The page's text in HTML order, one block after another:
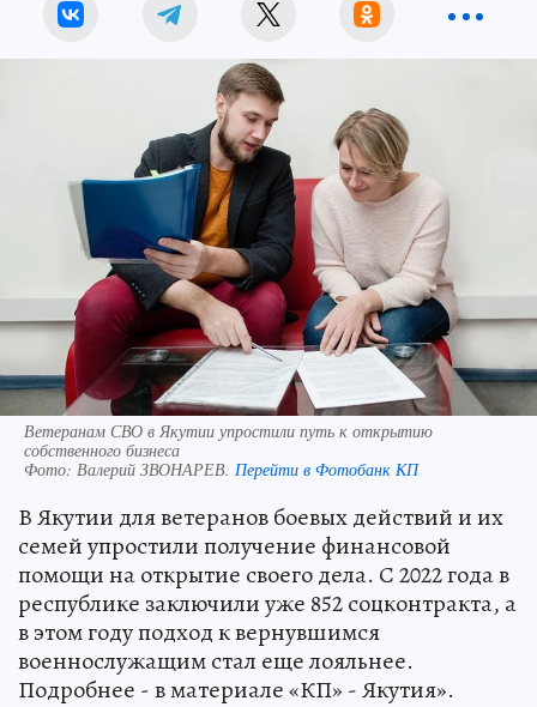
Ветеранам СВО в Якутии упростили путь к открытию
собственного бизнеса
Фото: Валерий ЗВОНАРЕВ. Перейти в Фотобанк КП
В Якутии для ветеранов боевых действий и их
семей упростили получение финансовой
помощи на открытие своего дела. С 2022 года в
республике заключили уже 852 соцконтракта, а
в этом году подход к вернувшимся
военнослужащим стал еще лояльнее.
Подробнее - в материале «КП» - Якутия».